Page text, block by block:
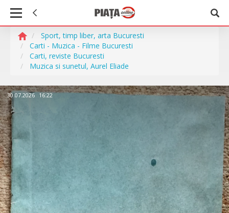
Sport, timp liber, arta Bucuresti
Carti - Muzica - Filme Bucuresti
Carti, reviste Bucuresti
Muzica si sunetul, Aurel Eliade
30.07.2026 16:22